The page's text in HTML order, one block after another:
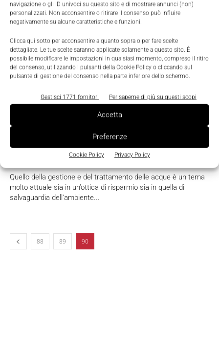
navigazione o gli ID univoci su questo sito e di mostrare annunci (non)
personalizzati. Non acconsentire o ritirare il consenso può influire
negativamente su alcune caratteristiche e funzioni.
Clicca qui sotto per acconsentire a quanto sopra o per fare scelte
dettagliate. Le tue scelte saranno applicate solamente a questo sito. È
possibile modificare le impostazioni in qualsiasi momento, compreso il ritiro
del consenso, utilizzando i pulsanti della Cookie Policy o cliccando sul
pulsante di gestione del consenso nella parte inferiore dello schermo.
Gestisci 1771 fornitori Per saperne di più su questi scopi
Accetta
Preferenze
Cookie Policy Privacy Policy
Gestire, trattare e monitorare le acque
Quello della gestione e del trattamento delle acque è un tema
molto attuale sia in un’ottica di risparmio sia in quella di
salvaguardia dell’ambiente...
88 89 90